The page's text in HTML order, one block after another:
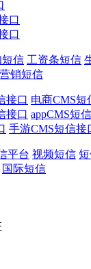
口
口
信 工资条短信
营销短信
接口 电商CMS短
接口 appCMS短
手游CMS短信接
平台 视频短信
国际短信